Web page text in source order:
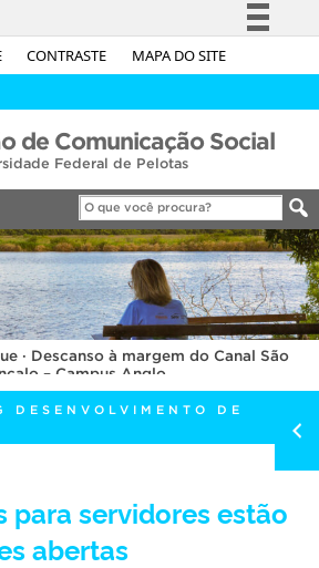
CONTRASTE MAPA DO SITE
Simplifique!
Acesso à informação
Legislação
Canais
de Comunicação Social
Federal de Pelotas
· Descanso à margem do Canal São
– Campus Anglo
DESENVOLVIMENTO DE
para servidores estão
abertas